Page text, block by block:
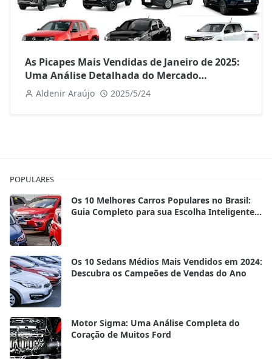
As Picapes Mais Vendidas de Janeiro de 2025:
Uma Análise Detalhada do Mercado
Brasileiro
Aldenir Araújo 2025/5/24
POPULARES
Os 10 Melhores Carros Populares no Brasil:
Guia Completo para sua Escolha Inteligente
Os 10 Sedans Médios Mais Vendidos em 2024:
Descubra os Campeões de Vendas do Ano
Motor Sigma: Uma Análise Completa do
Coração de Muitos Ford